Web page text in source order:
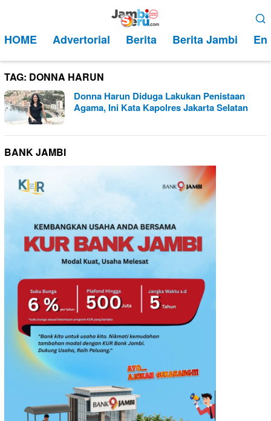
kontenMobile
HOME Advertorial Berita Berita Jambi
TAG: DONNA HARUN
Donna Harun Diduga Lakukan Penistaan
Agama, Ini Kata Kapolres Jakarta Selatan
BANK JAMBI